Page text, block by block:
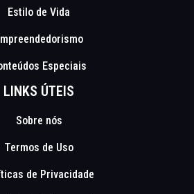
Estilo de Vida
Especiais
LINKS ÚTEIS
Sobre nós
Termos de Uso
de Privacidade